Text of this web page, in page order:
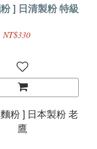
] 日清製粉 特級
NT$330